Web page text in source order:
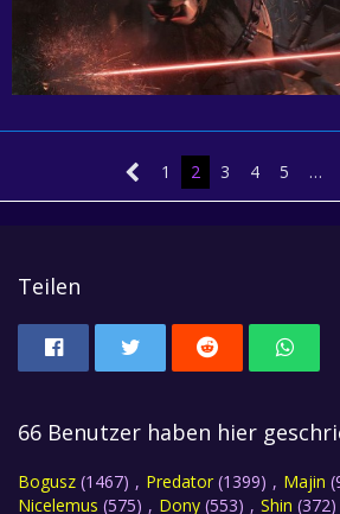
1 2 3 4 5 …
Teilen
66 Benutzer haben hier
Bogusz (1467) Predator (1399) Majin
Nicelemus (575) Dony (553) Shin (372)